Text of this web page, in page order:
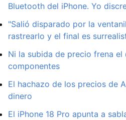
Bluetooth del iPhone. Yo
"Salió disparado por la
rastrearlo y el final es
Ni la subida de precio frena
componentes
El hachazo de los precios de
dinero
El iPhone 18 Pro apunta a